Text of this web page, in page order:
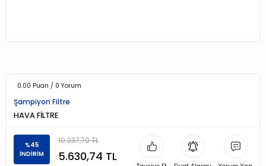
0.00 Puan / 0 Yorum
Şampiyon Filtre
HAVA FİLTRE
%45
İNDİRİM
10.237,70 TL
5.630,74 TL